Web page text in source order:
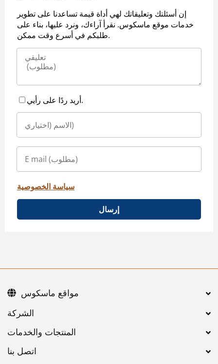
إن أسئلتك وتعليقاتك لهي أداة قيمة تساعدنا على تطوير
خدمات موقع ماسكوس. نقرأ آراءك، ونرد عليها، بناء على
طلبكم في أسرع وقت ممكن.
أريد ردًا على رأيي.
سياسة الخصوصية
إرسال
اتصل بنا
مواقع ماسكوس